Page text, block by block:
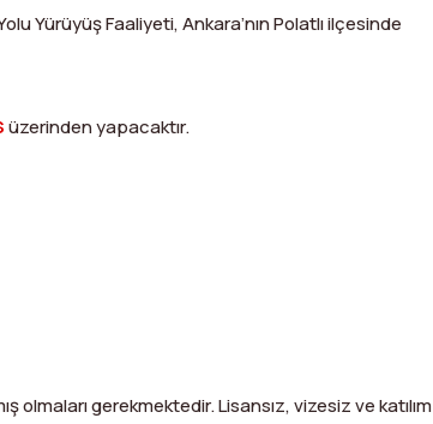
Yürüyüş Faaliyeti, Ankara’nın Polatlı ilçesinde
üzerinden yapacaktır.
olmaları gerekmektedir. Lisansız, vizesiz ve katılım